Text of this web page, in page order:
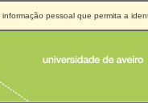
pessoal que permita a